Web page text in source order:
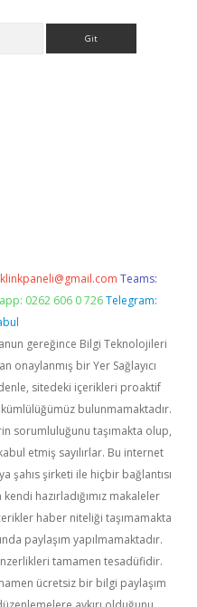
Teams:
0262 606 0 726 Telegram:
gereğince Bilgi Teknolojileri
onaylanmış bir Yer Sağlayıcı
sitedeki içerikleri proaktif
bulunmamaktadır.
sorumluluğunu taşımakta olup,
etmiş sayılırlar. Bu internet
şahıs şirketi ile hiçbir bağlantısı
hazırladığımız makaleler
haber niteliği taşımamakta
paylaşım yapılmamaktadır.
tamamen tesadüfidir.
ücretsiz bir bilgi paylaşım